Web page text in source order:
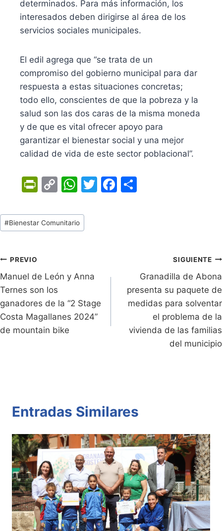
determinados. Para más información, los
interesados deben dirigirse al área de los
servicios sociales municipales.
El edil agrega que “se trata de un
compromiso del gobierno municipal para dar
respuesta a estas situaciones concretas;
todo ello, conscientes de que la pobreza y la
salud son las dos caras de la misma moneda
y de que es vital ofrecer apoyo para
garantizar el bienestar social y una mejor
calidad de vida de este sector poblacional”.
Pr
tF
ri
dl
y
C
p
y
k
W
at
s
p
T
F
Tags
de
#Bienestar Comunitario
Navegación
de
entradas
PREVIO
Manuel de León y Anna
Ternes son los
ganadores de la “2 Stage
Costa Magallanes 2024”
de mountain bike
SIGUIENTE
Granadilla de Abona
presenta su paquete de
medidas para solventar
el problema de la
vivienda de las familias
del municipio
Entradas Similares